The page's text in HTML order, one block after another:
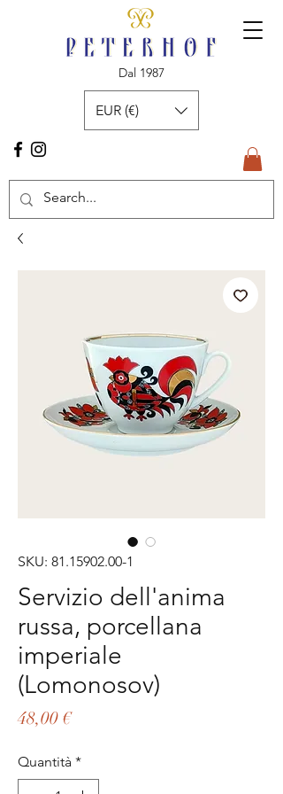
Dal 1987
EUR (€)
SKU: 81.15902.00-1
Servizio dell'anima
russa, porcellana
imperiale
(Lomonosov)
48,00 €Prezzo
Quantità *